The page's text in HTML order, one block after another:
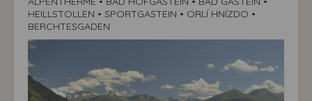
HEILLSTOLLEN • SPORTGASTEIN • ORLÍ HNÍZDO •
BERCHTESGADEN